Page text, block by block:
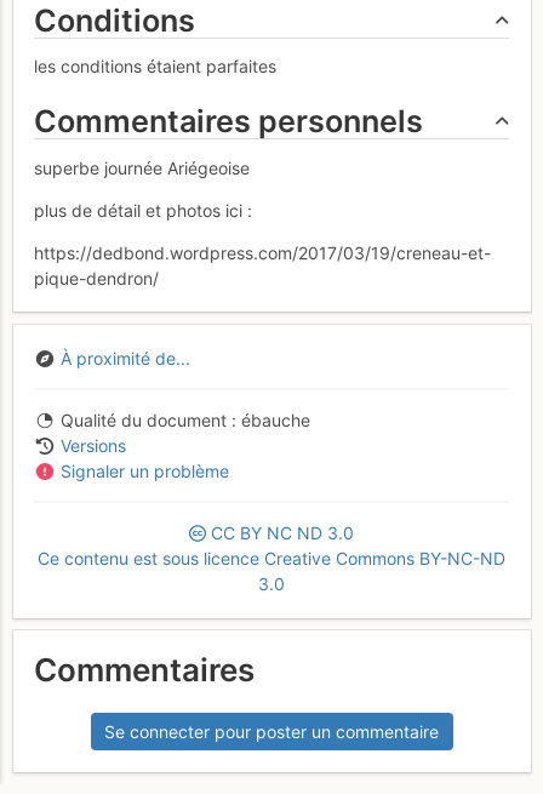
Conditions
les conditions étaient parfaites
Commentaires personnels
superbe journée Ariégeoise
plus de détail et photos ici :
https://dedbond.wordpress.com/2017/03/19/creneau-et-
pique-dendron/
À proximité de...
Qualité du document
ébauche
Versions
Signaler un problème
CC BY NC ND 3.0
Ce contenu est sous licence Creative Commons BY-NC-ND
3.0
Commentaires
Se connecter pour poster un commentaire